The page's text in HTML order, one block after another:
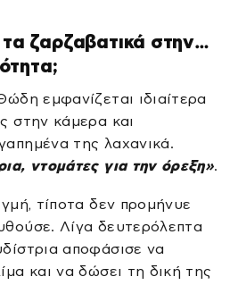
ζαρζαβατικά στην…
εμφανίζεται ιδιαίτερα
στην κάμερα και
της λαχανικά.
ντομάτες για την όρεξη».
τίποτα δεν προμήνυε
Λίγα δευτερόλεπτα
αποφάσισε να
και να δώσει τη δική της